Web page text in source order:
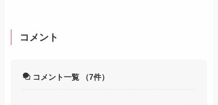
コメント
コメント一覧 （7件）